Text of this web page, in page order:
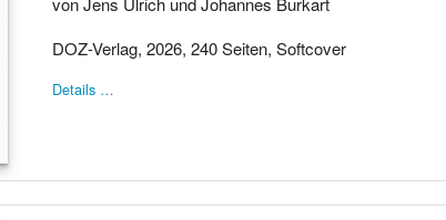
DOZ-Verlag, 2026, 240 Seiten, Softcover
Details …